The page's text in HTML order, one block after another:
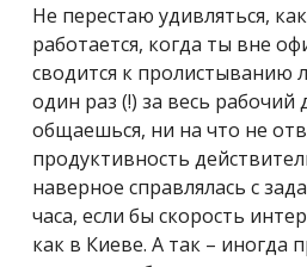
Не перестаю удивляться,
работается, когда ты вне
сводится к пролистыванию
один раз (!) за весь рабочий
общаешься, ни на что не
продуктивность
наверное справлялась с
часа, если бы скорость
как в Киеве. А так – иногда